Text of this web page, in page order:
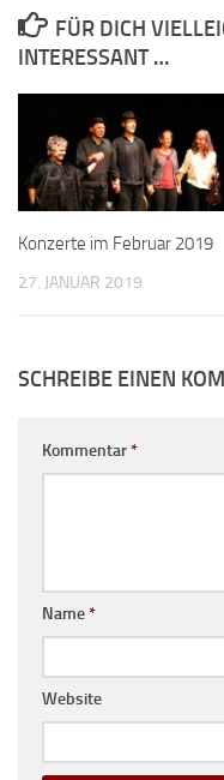
FÜR DICH
INTERESSANT …
Konzerte im Februar 2019
27. JANUAR 2019
SCHREIBE EINEN
Kommentar*
Name*
Website